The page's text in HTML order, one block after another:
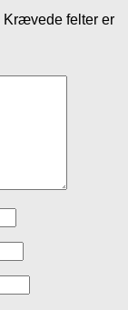
Krævede felter er